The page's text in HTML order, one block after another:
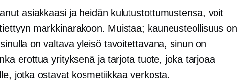
asiakkaasi ja heidän kulutustottumustensa, voit
markkinarakoon. Muistaa; kauneusteollisuus on
on valtava yleisö tavoitettavana, sinun on
erottua yrityksenä ja tarjota tuote, joka tarjoaa
jotka ostavat kosmetiikkaa verkosta.